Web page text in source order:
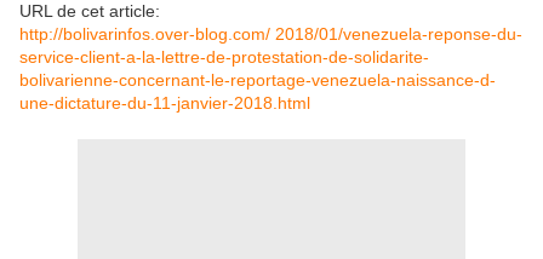
URL de cet article:
http://bolivarinfos.over-blog.com/ 2018/01/venezuela-reponse-du-
service-client-a-la-lettre-de-protestation-de-solidarite-
bolivarienne-concernant-le-reportage-venezuela-naissance-d-
une-dictature-du-11-janvier-2018.html